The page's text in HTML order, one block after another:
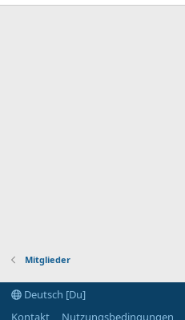
Mitglieder
Deutsch [Du]
Kontakt
Nutzungsbedingungen